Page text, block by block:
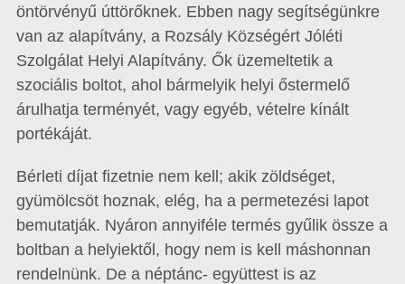
öntörvényű úttörőknek. Ebben nagy segítségünkre
van az alapítvány, a Rozsály Községért Jóléti
Szolgálat Helyi Alapítvány. Ők üzemeltetik a
szociális boltot, ahol bármelyik helyi őstermelő
árulhatja terményét, vagy egyéb, vételre kínált
portékáját.
Bérleti díjat fizetnie nem kell; akik zöldséget,
gyümölcsöt hoznak, elég, ha a permetezési lapot
bemutatják. Nyáron annyiféle termés gyűlik össze a
boltban a helyiektől, hogy nem is kell máshonnan
rendelnünk. De a néptánc- együttest is az